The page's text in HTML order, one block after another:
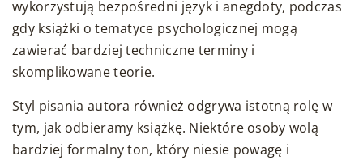
wykorzystują bezpośredni język i anegdoty, podczas
gdy książki o tematyce psychologicznej mogą
zawierać bardziej techniczne terminy i
skomplikowane teorie.
Styl pisania autora również odgrywa istotną rolę w
tym, jak odbieramy książkę. Niektóre osoby wolą
bardziej formalny ton, który niesie powagę i